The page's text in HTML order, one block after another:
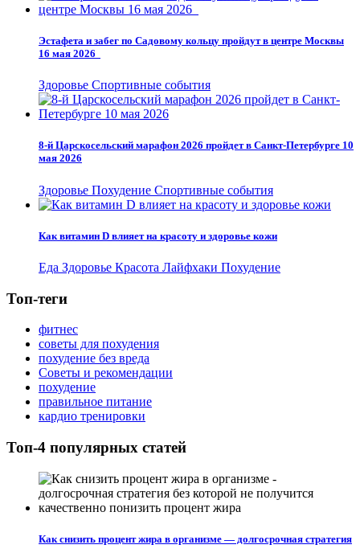
Эстафета и забег по Садовому кольцу пройдут в центре Москвы
16 мая 2026
Здоровье Спортивные события
8-й Царскосельский марафон 2026 пройдет в Санкт-Петербурге 10
мая 2026
Здоровье Похудение Спортивные события
Как витамин D влияет на красоту и здоровье кожи
Еда Здоровье Красота Лайфхаки Похудение
Топ-теги
фитнес
советы для похудения
похудение без вреда
Советы и рекомендации
похудение
правильное питание
кардио тренировки
Топ-4 популярных статей
Как снизить процент жира в организме — долгосрочная стратегия